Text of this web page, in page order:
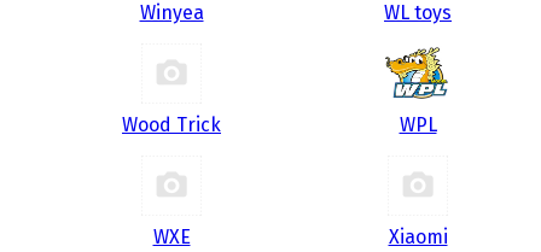
Winyea WL toys
Wood Trick WPL
WXE Xiaomi